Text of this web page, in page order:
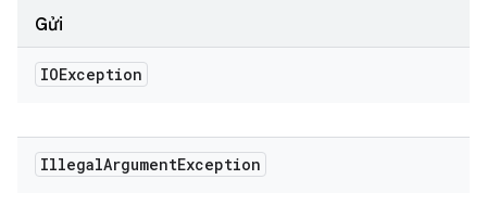
Gửi
IOException
IllegalArgumentException